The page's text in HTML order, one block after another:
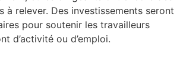
à relever. Des investissements seront
pour soutenir les travailleurs
d’activité ou d’emploi.